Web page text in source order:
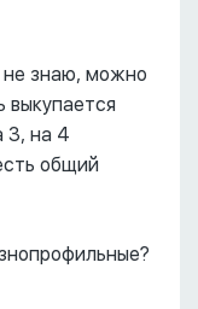
не знаю, можно
выкупается
3, на 4
общий